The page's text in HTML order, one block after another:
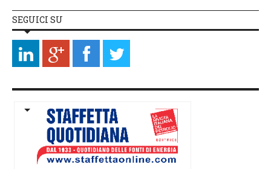
SEGUICI SU